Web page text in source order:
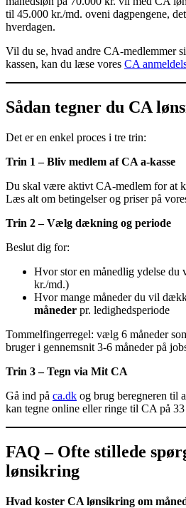
til 45.000 kr./md. oveni dagpengene,
hverdagen.
Vil du se, hvad andre CA-medlemmer
kassen, kan du læse vores CA
Sådan tegner du CA
Det er en enkel proces i tre trin:
Trin 1 – Bliv medlem af CA a-kasse
Du skal være aktivt CA-medlem for at
Læs alt om betingelser og priser på
Trin 2 – Vælg dækning og periode
Beslut dig for:
Hvor stor en månedlig ydelse du
kr./md.)
Hvor mange måneder du vil
måneder pr. ledighedsperiode
Tommelfingerregel: vælg 6 måneder
bruger i gennemsnit 3-6 måneder på
Trin 3 – Tegn via Mit CA
Gå ind på ca.dk og brug beregneren til
kan tegne online eller ringe til CA på
FAQ – Ofte stillede
lønsikring
Hvad koster CA lønsikring om